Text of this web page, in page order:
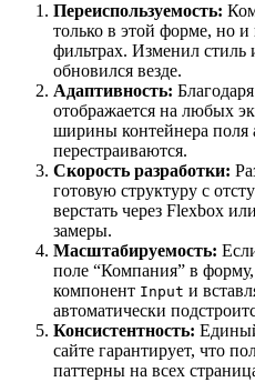
Переиспользуемость:
только в этой форме, но и
фильтрах. Изменил
обновился везде.
Адаптивность:
отображается на любых
ширины контейнера поля
перестраиваются.
Скорость разработки:
готовую структуру с
верстать через Flexbox
замеры.
Масштабируемость:
поле “Компания” в
компонент Input и
автоматически
Консистентность:
сайте гарантирует, что
паттерны на всех